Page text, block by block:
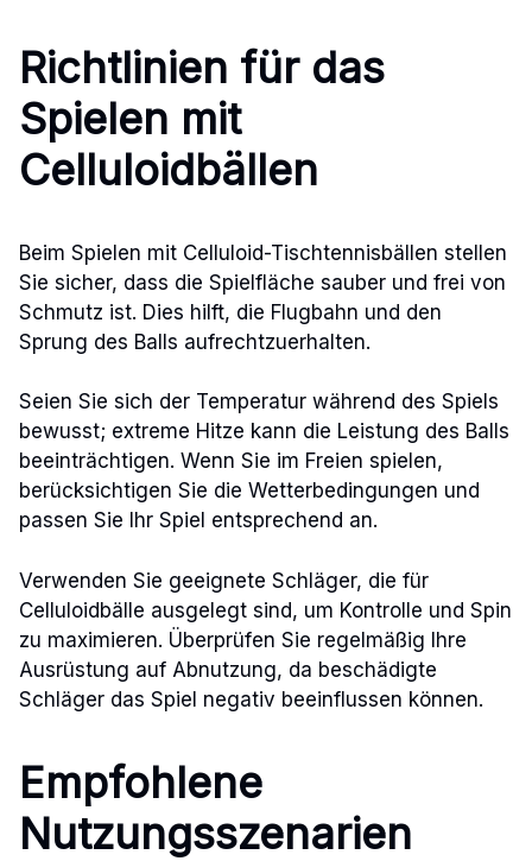
Richtlinien für das
Spielen mit
Celluloidbällen
Beim Spielen mit Celluloid-Tischtennisbällen stellen
Sie sicher, dass die Spielfläche sauber und frei von
Schmutz ist. Dies hilft, die Flugbahn und den
Sprung des Balls aufrechtzuerhalten.
Seien Sie sich der Temperatur während des Spiels
bewusst; extreme Hitze kann die Leistung des Balls
beeinträchtigen. Wenn Sie im Freien spielen,
berücksichtigen Sie die Wetterbedingungen und
passen Sie Ihr Spiel entsprechend an.
Verwenden Sie geeignete Schläger, die für
Celluloidbälle ausgelegt sind, um Kontrolle und Spin
zu maximieren. Überprüfen Sie regelmäßig Ihre
Ausrüstung auf Abnutzung, da beschädigte
Schläger das Spiel negativ beeinflussen können.
Empfohlene
Nutzungsszenarien